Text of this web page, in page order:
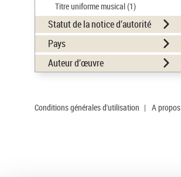
Titre uniforme musical(1)
Statut de la notice d’autorité
Pays
Auteur d’œuvre
Conditions générales d'utilisation | A propos